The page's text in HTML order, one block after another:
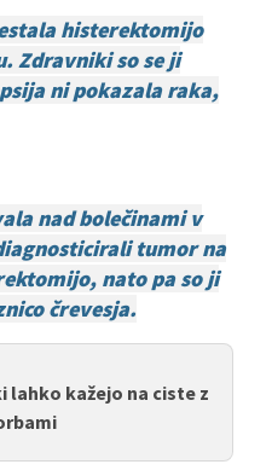
histerektomijo
Zdravniki so se ji
ni pokazala raka,
nad bolečinami v
tumor na
nato pa so ji
črevesja.
lahko kažejo na ciste z